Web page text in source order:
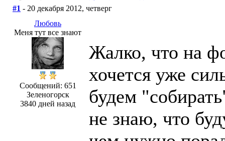
#1 - 20 декабря 2012, четверг
Любовь
Меня тут все знают
Сообщений: 651
Зеленогорск
3840 дней назад
Жалко, что на
хочется уже
будем
не знаю, что